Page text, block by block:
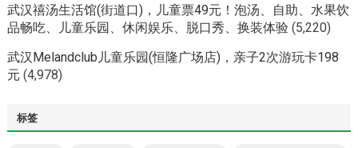
武汉禧汤生活馆(街道口)，儿童票49元！泡汤、自助、水果饮
品畅吃、儿童乐园、休闲娱乐、脱口秀、换装体验 (5,220)
武汉Melandclub儿童乐园(恒隆广场店)，亲子2次游玩卡198
元 (4,978)
标签